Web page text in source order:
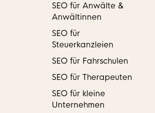
SEO für Anwälte &
Anwältinnen
SEO für
Steuerkanzleien
SEO für Fahrschulen
SEO für Therapeuten
SEO für kleine
Unternehmen